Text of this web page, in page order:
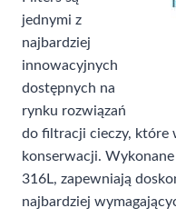
jednymi z
najbardziej
innowacyjnych
dostępnych na
rynku rozwiązań
do filtracji cieczy, które
konserwacji.
316L, zapewniają
najbardziej